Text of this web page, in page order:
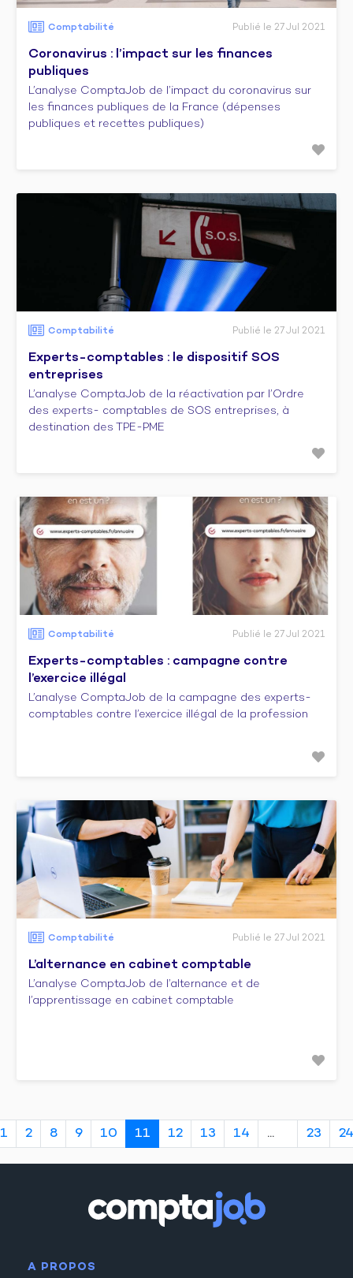
Comptabilité Publié le 27 Jul 2021
Coronavirus : l’impact sur les finances
publiques
L’analyse ComptaJob de l’impact du coronavirus sur
les finances publiques de la France (dépenses
publiques et recettes publiques)
Comptabilité Publié le 27 Jul 2021
Experts-comptables : le dispositif SOS
entreprises
L’analyse ComptaJob de la réactivation par l’Ordre
des experts- comptables de SOS entreprises, à
destination des TPE-PME
Comptabilité Publié le 27 Jul 2021
Experts-comptables : campagne contre
l’exercice illégal
L’analyse ComptaJob de la campagne des experts-
comptables contre l’exercice illégal de la profession
Comptabilité Publié le 27 Jul 2021
L’alternance en cabinet comptable
L’analyse ComptaJob de l’alternance et de
l’apprentissage en cabinet comptable
1 2 8 9 10 11 12 13
14
20
23 24
A PROPOS